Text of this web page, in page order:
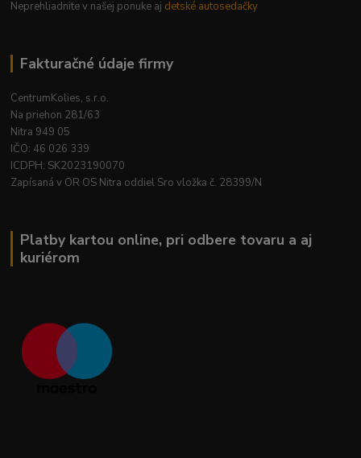
Neprehliadnite v našej ponuke aj detské autosedačky
Fakturačné údaje firmy
CentrumKolies, s.r.o.
Na priehon 281/63
Nitra 949 05
IČO: 46 026 339
ICDPH: SK2023190070
Zapísaná v OR OS Nitra oddiel Sro vložka č. 28399/N
Platby kartou online, pri odbere tovaru a aj
kuriérom